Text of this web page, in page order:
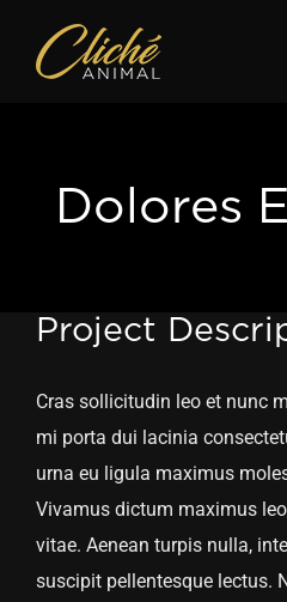
Dolores
Project
Cras sollicitudin leo et nunc
mi porta dui lacinia
urna eu ligula maximus
Vivamus dictum maximus
vitae. Aenean turpis nulla,
suscipit pellentesque lectus.